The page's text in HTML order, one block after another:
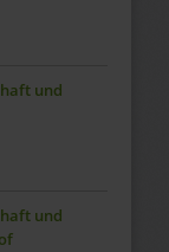
und
und